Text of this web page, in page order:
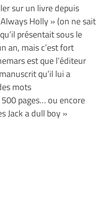
sur un livre depuis
Holly » (on ne sait
présentait sous le
an, mais c’est fort
est que l’éditeur
qu’il lui a
mots
pages… ou encore
Jack a dull boy »